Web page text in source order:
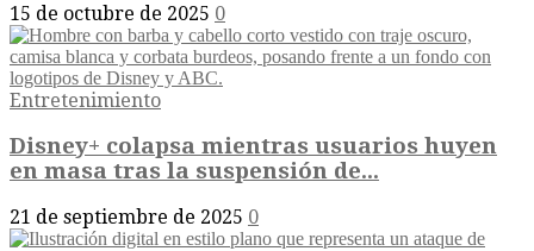
15 de octubre de 2025 0
Entretenimiento
Disney+ colapsa mientras usuarios huyen
en masa tras la suspensión de...
21 de septiembre de 2025 0